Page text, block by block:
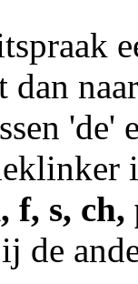
'de'
f, s, ch,
de